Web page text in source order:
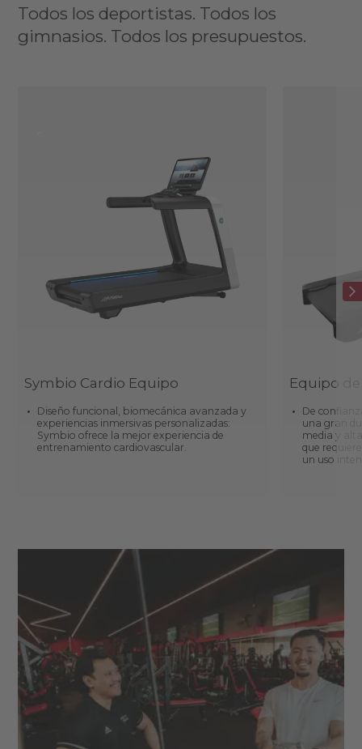
Todos los deportistas. Todos los
gimnasios. Todos los presupuestos.
Symbio Cardio Equipo
Diseño funcional, biomecánica avanzada y
experiencias inmersivas personalizadas:
Symbio ofrece la mejor experiencia de
entrenamiento cardiovascular.
Equipo
De
una gran
media y
que
un uso